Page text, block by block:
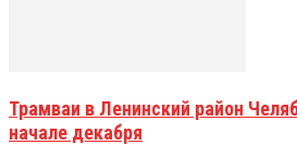
Трамваи в Ленинский район
начале декабря